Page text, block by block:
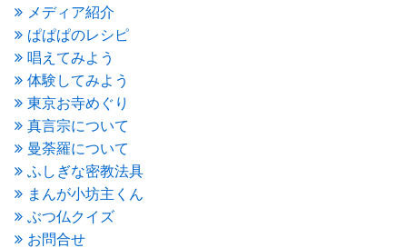
2015年11月(4)
2015年10月
(4)
2015年9月
(3)
2015年8月(4)
2015年7月(4)
2015年6月(3)
2015年5月(1)
2015年4月(1)
(3)
2015年2月(3)
2015年1月(1)
2014年12月 (2)
2014年9月
メディア紹介
ぱぱぱのレシピ
唱えてみよう
体験してみよう
東京お寺めぐり
真言宗について
曼荼羅について
ふしぎな密教法具
まんが小坊主くん
ぶつ仏クイズ
お問合せ